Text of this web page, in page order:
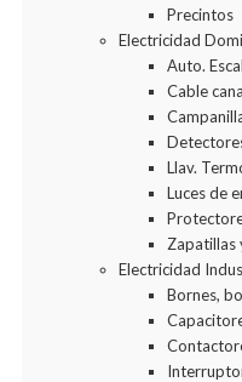
Precintos
Electricidad
Auto.
Cable
Llav.
Luces de
Zapatillas
Electricidad
Bornes,